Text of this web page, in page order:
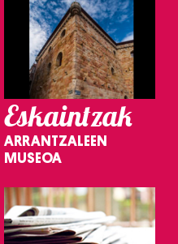
Eskaintzak
ARRANTZALEEN
MUSEOA